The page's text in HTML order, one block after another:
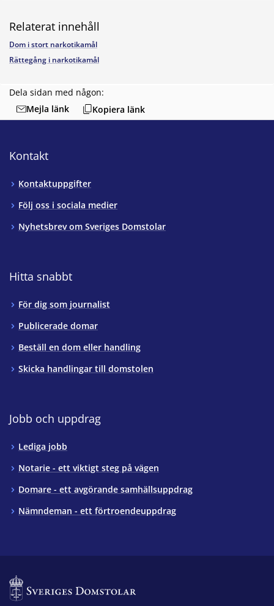
Dela sidan med någon:
Mejla länk
Kopiera länk
Relaterat innehåll
Dom i stort narkotikamål
Rättegång i narkotikamål
Kontakt
Kontaktuppgifter
Följ oss i sociala medier
Nyhetsbrev om Sveriges Domstolar
Hitta snabbt
För dig som journalist
Publicerade domar
Beställ en dom eller handling
Skicka handlingar till domstolen
Jobb och uppdrag
Lediga jobb
Notarie - ett viktigt steg på vägen
Domare - ett avgörande samhällsuppdrag
Nämndeman - ett förtroendeuppdrag